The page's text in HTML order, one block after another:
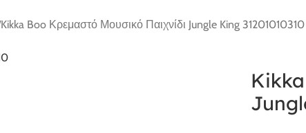
Kikka Boo Κρεμαστό Μουσικό Παιχνίδι Jungle King 31201010310
Kikka